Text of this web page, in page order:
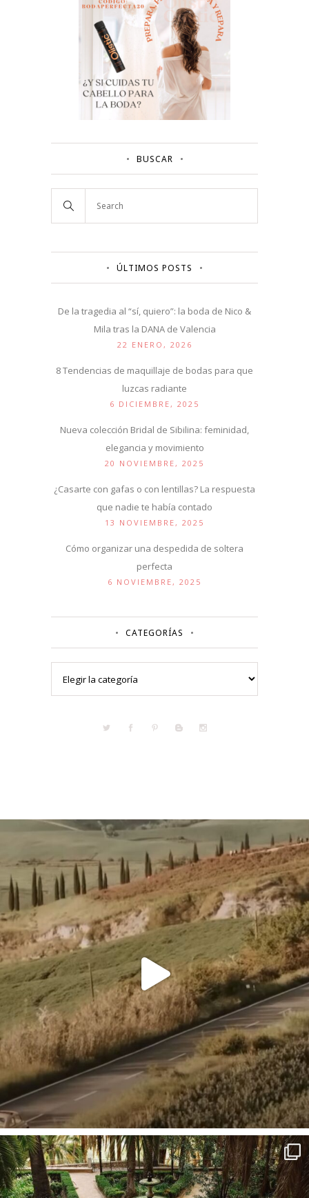
BUSCAR
ÚLTIMOS POSTS
De la tragedia al “sí, quiero”: la boda de Nico &
Mila tras la DANA de Valencia
22 ENERO, 2026
8 Tendencias de maquillaje de bodas para que
luzcas radiante
6 DICIEMBRE, 2025
Nueva colección Bridal de Sibilina: feminidad,
elegancia y movimiento
20 NOVIEMBRE, 2025
¿Casarte con gafas o con lentillas? La respuesta
que nadie te había contado
13 NOVIEMBRE, 2025
Cómo organizar una despedida de soltera
perfecta
6 NOVIEMBRE, 2025
CATEGORÍAS